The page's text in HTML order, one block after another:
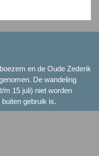
en de Oude Zederik
De wandeling
m 15 juli) niet worden
gebruik is.